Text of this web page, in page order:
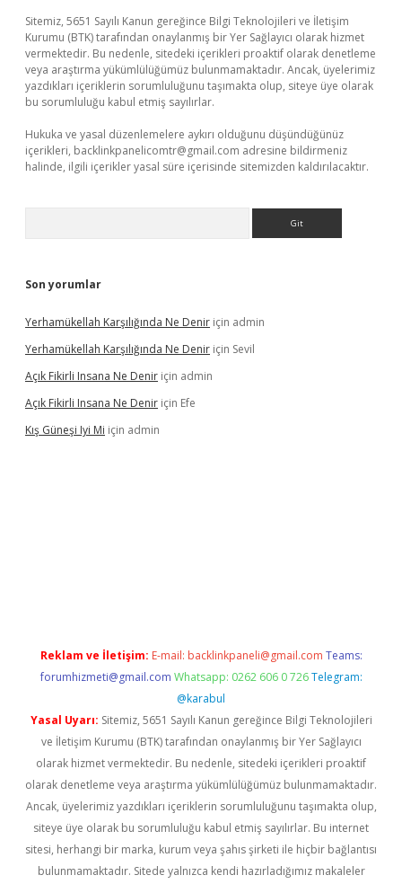
Sitemiz, 5651 Sayılı Kanun gereğince Bilgi Teknolojileri ve İletişim
Kurumu (BTK) tarafından onaylanmış bir Yer Sağlayıcı olarak hizmet
vermektedir. Bu nedenle, sitedeki içerikleri proaktif olarak denetleme
veya araştırma yükümlülüğümüz bulunmamaktadır. Ancak, üyelerimiz
yazdıkları içeriklerin sorumluluğunu taşımakta olup, siteye üye olarak
bu sorumluluğu kabul etmiş sayılırlar.
Hukuka ve yasal düzenlemelere aykırı olduğunu düşündüğünüz
içerikleri, backlinkpanelicomtr@gmail.com adresine bildirmeniz
halinde, ilgili içerikler yasal süre içerisinde sitemizden kaldırılacaktır.
Son yorumlar
Yerhamükellah Karşılığında Ne Denir için admin
Yerhamükellah Karşılığında Ne Denir için Sevil
Açık Fikirli Insana Ne Denir için admin
Açık Fikirli Insana Ne Denir için Efe
Kış Güneşi Iyi Mi için admin
Reklam ve İletişim: E-mail: backlinkpaneli@gmail.com Teams:
forumhizmeti@gmail.com Whatsapp: 0262 606 0 726 Telegram:
@karabul
Yasal Uyarı: Sitemiz, 5651 Sayılı Kanun gereğince Bilgi Teknolojileri
ve İletişim Kurumu (BTK) tarafından onaylanmış bir Yer Sağlayıcı
olarak hizmet vermektedir. Bu nedenle, sitedeki içerikleri proaktif
olarak denetleme veya araştırma yükümlülüğümüz bulunmamaktadır.
Ancak, üyelerimiz yazdıkları içeriklerin sorumluluğunu taşımakta olup,
siteye üye olarak bu sorumluluğu kabul etmiş sayılırlar. Bu internet
sitesi, herhangi bir marka, kurum veya şahıs şirketi ile hiçbir bağlantısı
bulunmamaktadır. Sitede yalnızca kendi hazırladığımız makaleler